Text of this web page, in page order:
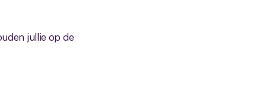
jullie op de